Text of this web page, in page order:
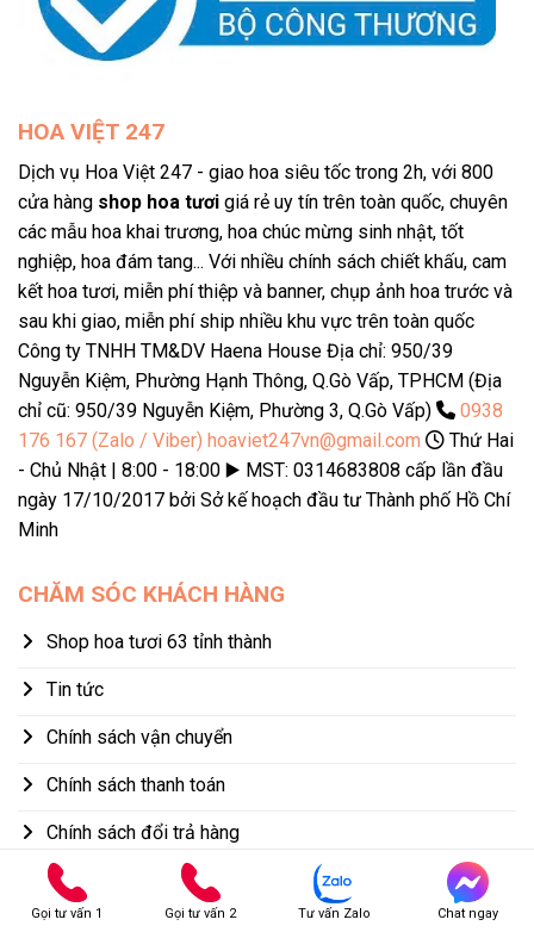
HOA VIỆT 247
Dịch vụ Hoa Việt 247 - giao hoa siêu tốc trong 2h, với 800
cửa hàng shop hoa tươi giá rẻ uy tín trên toàn quốc, chuyên
các mẫu hoa khai trương, hoa chúc mừng sinh nhật, tốt
nghiệp, hoa đám tang... Với nhiều chính sách chiết khấu, cam
kết hoa tươi, miễn phí thiệp và banner, chụp ảnh hoa trước và
sau khi giao, miễn phí ship nhiều khu vực trên toàn quốc
Công ty TNHH TM&DV Haena House Địa chỉ: 950/39
Nguyễn Kiệm, Phường Hạnh Thông, Q.Gò Vấp, TPHCM (Địa
chỉ cũ: 950/39 Nguyễn Kiệm, Phường 3, Q.Gò Vấp)
0938
176 167 (Zalo / Viber) hoaviet247vn@gmail.com
Thứ Hai
- Chủ Nhật | 8:00 - 18:00 ▶️ MST: 0314683808 cấp lần đầu
ngày 17/10/2017 bởi Sở kế hoạch đầu tư Thành phố Hồ Chí
Minh
CHĂM SÓC KHÁCH HÀNG
Shop hoa tươi 63 tỉnh thành
Tin tức
Chính sách vận chuyển
Chính sách thanh toán
Chính sách đổi trả hàng
Chính sách bảo mật thông tin
Gọi tư vấn 1 Gọi tư vấn 2 Tư vấn Zalo Chat ngay